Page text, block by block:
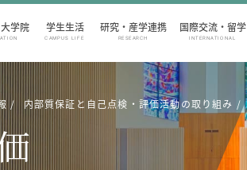
学院 学生生活
CAMPUS LIFE
研究・産学連携
RESEARCH
国際交流・留学
INTERNATIONAL
内部質保証と自己点検・評価活動の取り組み